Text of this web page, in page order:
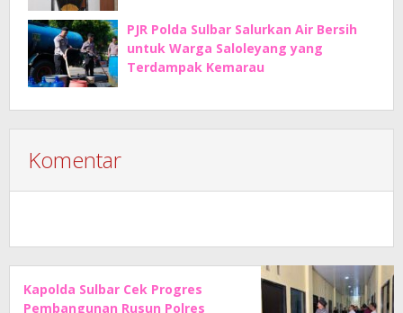
PJR Polda Sulbar Salurkan Air Bersih
untuk Warga Saloleyang yang
Terdampak Kemarau
Komentar
Kapolda Sulbar Cek Progres
Pembangunan Rusun Polres